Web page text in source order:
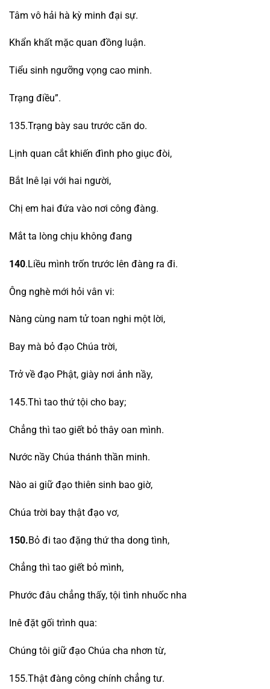
Tâm vô hải hà kỳ minh đại sự.
Khẩn khất mặc quan đồng luận.
Tiểu sinh ngưỡng vọng cao minh.
Trạng điều”.
135.Trạng bày sau trước căn do.
Lịnh quan cắt khiến đình pho giục đòi,
Bắt Inê lại với hai người,
Chị em hai đứa vào nơi công đàng.
Mắt ta lòng chịu không đang
140.Liều mình trốn trước lên đàng ra đi.
Ông nghè mới hỏi vân vi:
Nàng cùng nam tử toan nghi một lời,
Bay mà bỏ đạo Chúa trời,
Trở về đạo Phật, giày nơi ảnh nầy,
145.Thì tao thứ tội cho bay;
Chẳng thì tao giết bỏ thây oan mình.
Nước nầy Chúa thánh thần minh.
Nào ai giữ đạo thiên sinh bao giờ,
Chúa trời bay thật đạo vơ,
150.Bỏ đi tao đặng thứ tha dong tình,
Chẳng thì tao giết bỏ mình,
Phước đâu chẳng thấy, tội tình nhuốc nha
Inê đặt gối trình qua:
Chúng tôi giữ đạo Chúa cha nhơn từ,
155.Thật đàng công chính chẳng tư.